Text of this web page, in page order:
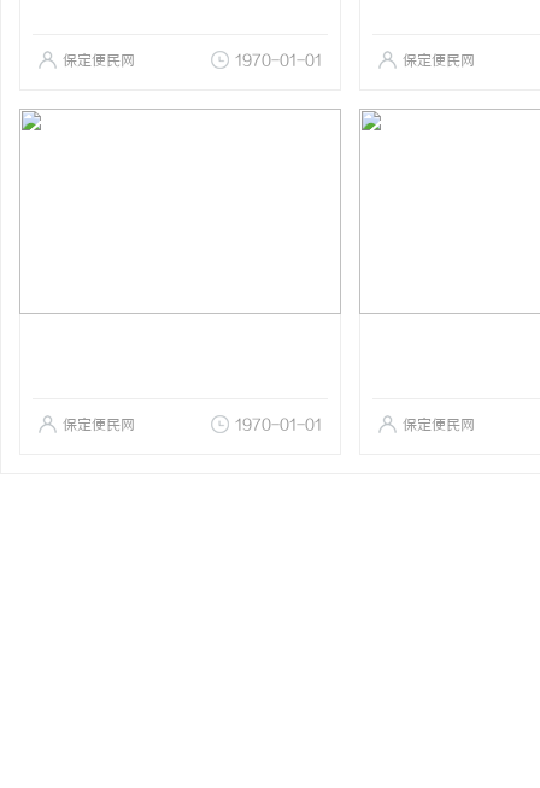
保定便民网 1970-01-01 保定便民网
保定便民网 1970-01-01 保定便民网